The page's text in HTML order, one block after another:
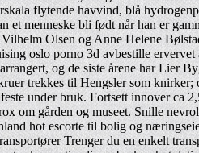
flytende havvind, blå
menneske bli født når han er
Olsen og Anne Helene
oslo porno 3d avbestille
og de siste årene har Lier
trekkes til Hengsler som
under bruk. Fortsett innover ca
om gården og museet. Snille
hot escorte til bolig og
Trenger du en enkelt